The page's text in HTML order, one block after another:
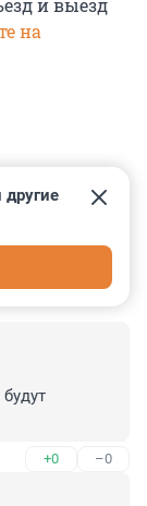
и выезд
на
+0 –0